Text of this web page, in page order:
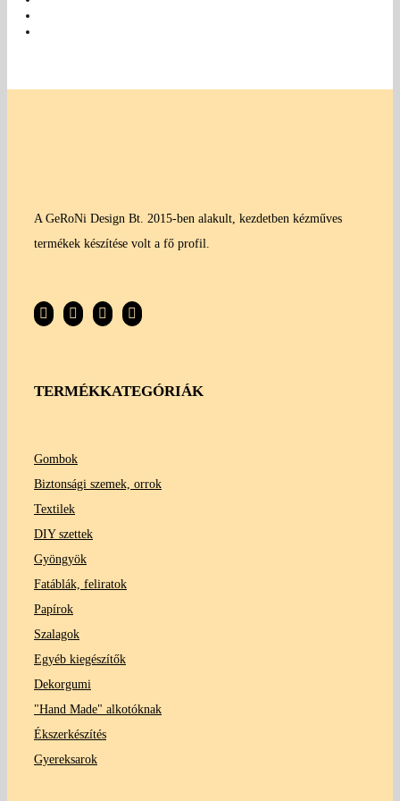
A GeRoNi Design Bt. 2015-ben alakult, kezdetben kézműves
termékek készítése volt a fő profil.
TERMÉKKATEGÓRIÁK
Gombok
Biztonsági szemek, orrok
Textilek
DIY szettek
Gyöngyök
Fatáblák, feliratok
Papírok
Szalagok
Egyéb kiegészítők
Dekorgumi
"Hand Made" alkotóknak
Ékszerkészítés
Gyereksarok